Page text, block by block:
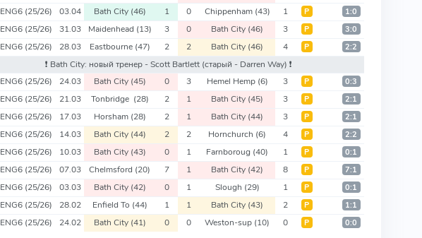
ENG6 (25/26) 03.04 Bath City (46) 1 0 Chippenham (43) 1 Р 1:0
ENG6 (25/26) 31.03 Maidenhead (13) 3 0 Bath City (46) 3 Р 3:0
ENG6 (25/26) 28.03 Eastbourne (47) 2 2 Bath City (46) 4 Р 2:2
❗️ Bath City: новый тренер - Scott Bartlett (старый - Darren Way) ❗️
ENG6 (25/26) 24.03 Bath City (45) 0 3 Hemel Hemp (6) 3 Р 0:3
ENG6 (25/26) 21.03 Tonbridge (28) 2 1 Bath City (45) 3 Р 2:1
ENG6 (25/26) 17.03 Horsham (28) 2 1 Bath City (44) 3 Р 2:1
ENG6 (25/26) 14.03 Bath City (44) 2 2 Hornchurch (6) 4 Р 2:2
ENG6 (25/26) 10.03 Bath City (43) 0 1 Farnboroug (40) 1 Р 0:1
ENG6 (25/26) 07.03 Chelmsford (20) 7 1 Bath City (42) 8 Р 7:1
ENG6 (25/26) 03.03 Bath City (42) 0 1 Slough (29) 1 Р 0:1
ENG6 (25/26) 28.02 Enfield To (44) 1 1 Bath City (43) 2 Р 1:1
ENG6 (25/26) 24.02 Bath City (41) 0 0 Weston-sup (10) 0 Р 0:0